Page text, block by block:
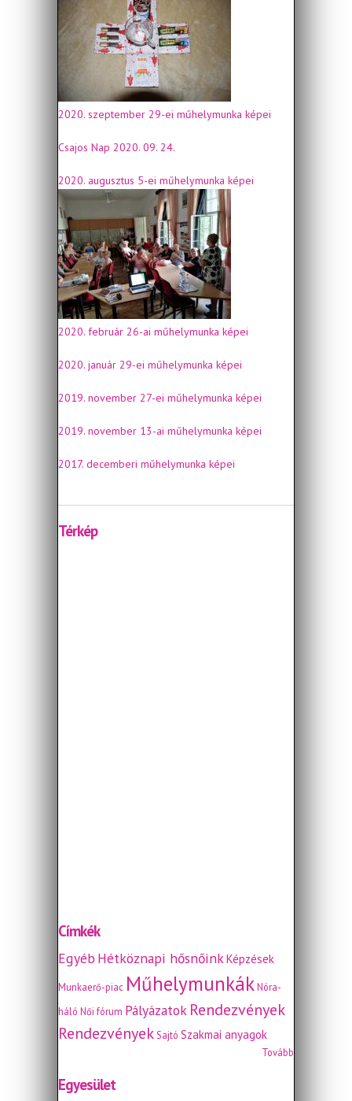
2020. szeptember 29-ei műhelymunka képei
Csajos Nap 2020. 09. 24.
2020. augusztus 5-ei műhelymunka képei
2020. február 26-ai műhelymunka képei
2020. január 29-ei műhelymunka képei
2019. november 27-ei műhelymunka képei
2019. november 13-ai műhelymunka képei
2017. decemberi műhelymunka képei
Térkép
Címkék
EgyébHétköznapi hősnőinkKépzések
Munkaerő-piac MűhelymunkákNóra-
háló Női fórum Pályázatok Rendezvények
Rendezvények Sajtó Szakmai anyagok
Tovább
Egyesület